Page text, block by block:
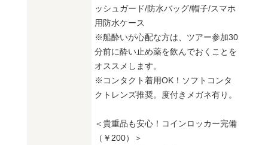
ッシュガード/防水バッグ/帽子/スマホ
用防水ケース
※船酔いが心配な方は、ツアー参加30
分前に酔い止め薬を飲んでおくことを
オススメします。
※コンタクト着用OK！ソフトコンタ
クトレンズ推奨。度付きメガネ有り。
＜貴重品も安心！コインロッカー完備
（￥200）＞